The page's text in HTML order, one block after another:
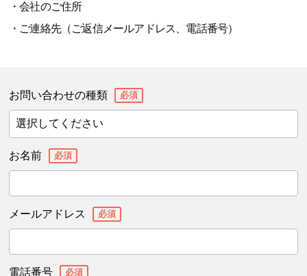
・会社のご住所
・ご連絡先（ご返信メールアドレス、電話番号）
お問い合わせの種類 必須
お名前 必須
メールアドレス 必須
電話番号 必須